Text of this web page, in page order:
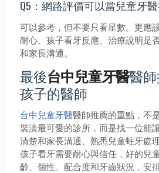
Q5：網路評價可以當兒童牙
可以參考，但不要只看星數。更應
耐心、孩子看牙反應、治療說明是
和家長溝通。
最後台中兒童牙醫醫
孩子的醫師
台中兒童牙醫醫師推薦的重點，不
裝潢最可愛的診所，而是找一位能
清楚和家長溝通、熟悉兒童蛀牙處
孩子看牙需要耐心與信任，好的兒
齡、個性、配合度和牙齒狀況，安